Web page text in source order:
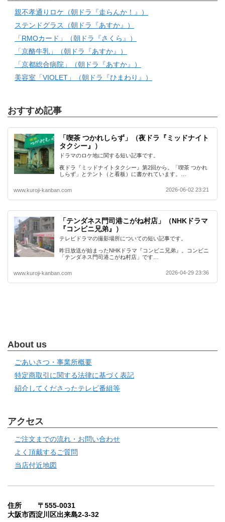
親不孝通りロケ（朝ドラ『走らんか！』）
ステンドグラス（朝ドラ『あすか』）
「RMOカード」（朝ドラ『さくら』）
「京酪牛乳」（朝ドラ『あすか』）
「京都総合病院」（朝ドラ『あすか』）
美容室「VIOLET」（朝ドラ『ひまわり』）
おすすめ記事
「喫茶 つかれしらず」（夜ドラ『ミッドナイト
タクシー』）
ドラマのロケ地に関する短い記事です。
夜ドラ『ミッドナイトタクシー』第2回から。「喫茶 つかれ
しらず」とテント（と看板）に書かれています。…
www.kuroji-kanban.com 2026-06-02 23:21
「テンダネス門司港こがね村店」（NHKドラマ
『コンビニ兄弟』）
テレビドラマの撮影場所についての短い記事です。
昨日放送が始まったNHKドラマ『コンビニ兄弟』。コンビニ
「テンダネス門司港こがね村店」です…
www.kuroji-kanban.com 2026-04-29 23:36
About us
ごあいさつ・事業所概要
特定商取引に関する法律に基づく表記
紹介してくださったテレビ番組等
アクセス
ご注文までの流れ・お問い合わせ
よく頂戴するご質問
当店付近地図
住所 〒555-0031
大阪市西淀川区出来島2-3-32